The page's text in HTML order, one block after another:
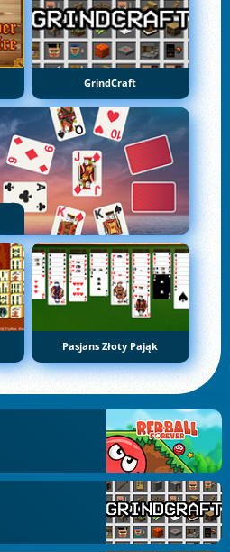
GrindCraft
Pasjans Złoty Pająk